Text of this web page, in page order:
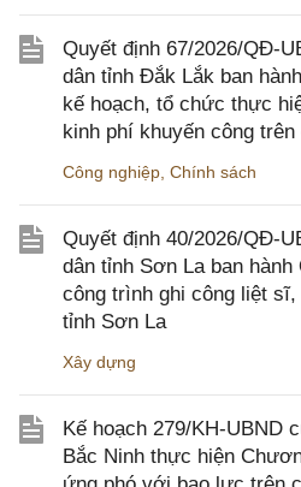
Quyết định 67/2026/QĐ-
dân tỉnh Đắk Lắk ban
kế hoạch, tổ chức thực
kinh phí khuyến công
Công nghiệp Chính sách
Quyết định 40/2026/QĐ-
dân tỉnh Sơn La ban
công trình ghi công liệt
tỉnh Sơn La
Xây dựng
Kế hoạch 279/KH-UBND
Bắc Ninh thực hiện